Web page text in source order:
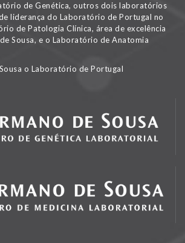
de Genética, outros dois laboratórios
liderança do Laboratório de Portugal no
de Patologia Clínica, área de excelência
Sousa, e o Laboratório de Anatomia
o Laboratório de Portugal